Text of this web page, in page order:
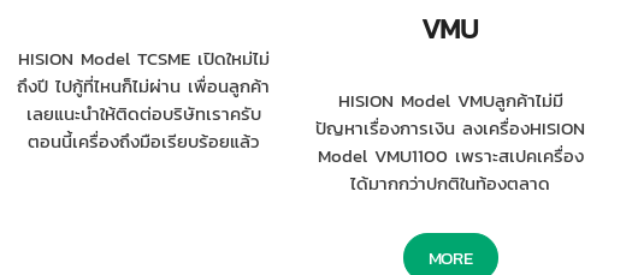
HISION Model TCSME เปิดใหม่ไม่
ถึงปี ไปกู้ที่ไหนก็ไม่ผ่าน เพื่อนลูกค้า
เลยแนะนำให้ติดต่อบริษัทเราครับ
ตอนนี้เครื่องถึงมือเรียบร้อยแล้ว
VMU
HISION Model VMUลูกค้าไม่มี
ปัญหาเรื่องการเงิน ลงเครื่องHISION
Model VMU1100 เพราะสเปคเครื่อง
ได้มากกว่าปกติในท้องตลาด
MORE